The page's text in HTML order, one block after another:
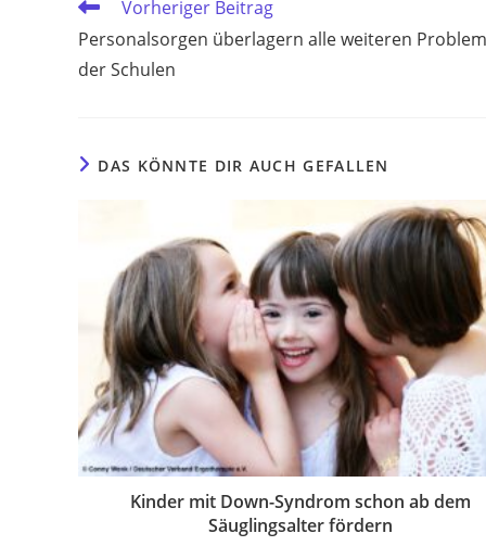
Weitere
ansehen
Vorheriger Beitrag
Personalsorgen überlagern alle weiteren
der Schulen
DAS KÖNNTE DIR AUCH GEFALLEN
Kinder mit Down-Syndrom schon ab dem
Säuglingsalter fördern